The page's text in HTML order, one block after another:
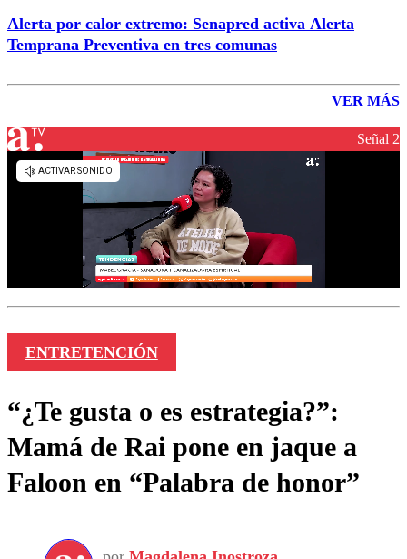
Alerta por calor extremo: Senapred activa Alerta
Temprana Preventiva en tres comunas
VER MÁS
Señal 2
ENTRETENCIÓN
“¿Te gusta o es estrategia?”:
Mamá de Rai pone en jaque a
Faloon en “Palabra de honor”